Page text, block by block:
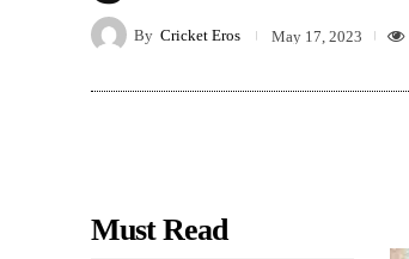
By Cricket Eros May 17, 2023
Must Read